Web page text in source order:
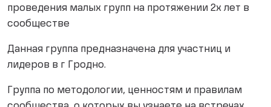
проведения малых групп на протяжении 2х лет в
сообществе
Данная группа предназначена для участниц и
лидеров в г Гродно.
Группа по методологии, ценностям и правилам